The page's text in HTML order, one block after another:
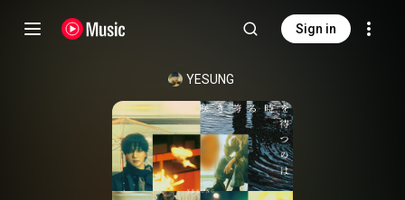
Sign in
YESUNG